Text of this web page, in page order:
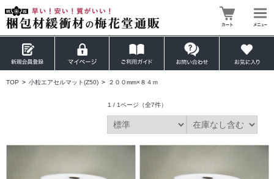
TOP > 小粒エアセルマット(Z50) > ２００mm×８４ｍ
1 / 1ページ （全7件）